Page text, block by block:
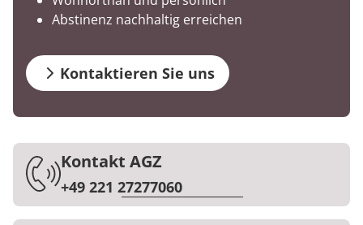
Kinder-und Jugendreha
Gastroenterologie
Stoffwechselerkrankungen
Gynäkologie
HTS & Cochlea
Prävention
Nachsorge
Energiepolitik
Publikationsdatenbank
Kosten & Kostenträger
Zuzahlung & Befreiung
Reha FAQ
Kooperationen
Presse
Abstinenz nachhaltig erreichen
Kontaktieren Sie uns
Kontakt AGZ
+49 221 27277060